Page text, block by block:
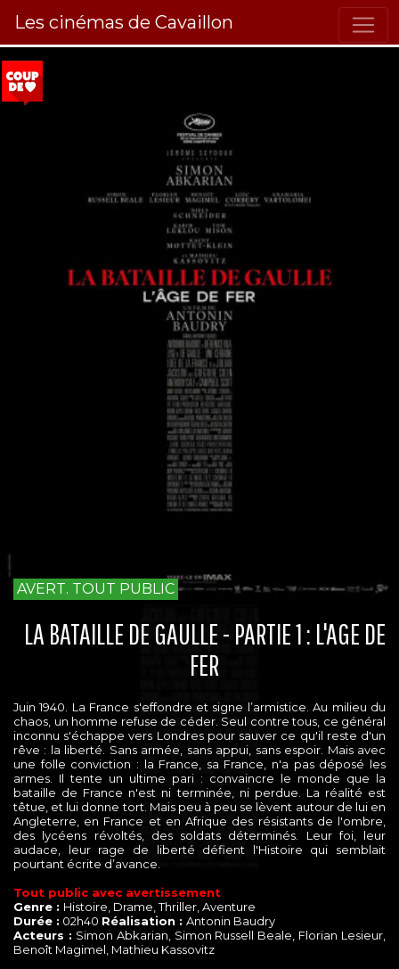
Les cinémas de Cavaillon
AVERT. TOUT PUBLIC
LA BATAILLE DE GAULLE - PARTIE 1 : L'AGE DE
FER
Juin 1940. La France s'effondre et signe l’armistice. Au milieu du
chaos, un homme refuse de céder. Seul contre tous, ce général
inconnu s'échappe vers Londres pour sauver ce qu'il reste d'un
rêve : la liberté. Sans armée, sans appui, sans espoir. Mais avec
une folle conviction : la France, sa France, n'a pas déposé les
armes. Il tente un ultime pari : convaincre le monde que la
bataille de France n'est ni terminée, ni perdue. La réalité est
têtue, et lui donne tort. Mais peu à peu se lèvent autour de lui en
Angleterre, en France et en Afrique des résistants de l'ombre,
des lycéens révoltés, des soldats déterminés. Leur foi, leur
audace, leur rage de liberté défient l'Histoire qui semblait
pourtant écrite d’avance.
Tout public avec avertissement
Genre : Histoire, Drame, Thriller, Aventure
Durée : 02h40 Réalisation : Antonin Baudry
Acteurs : Simon Abkarian, Simon Russell Beale, Florian Lesieur,
Benoît Magimel, Mathieu Kassovitz